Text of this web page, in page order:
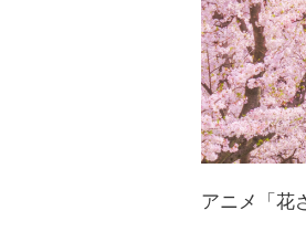
アニメ「花